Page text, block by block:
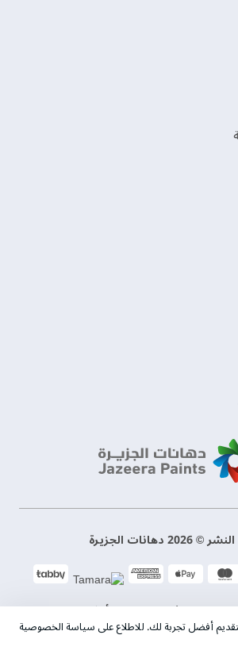
دهانات الجزيرة
الشروط و الأحكام
أفضل تجربة لك. للاطلاع على سياسة الخصوصية